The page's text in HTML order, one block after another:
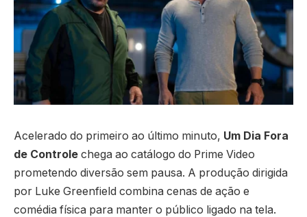
Acelerado do primeiro ao último minuto, Um Dia Fora
de Controle chega ao catálogo do Prime Video
prometendo diversão sem pausa. A produção dirigida
por Luke Greenfield combina cenas de ação e
comédia física para manter o público ligado na tela.